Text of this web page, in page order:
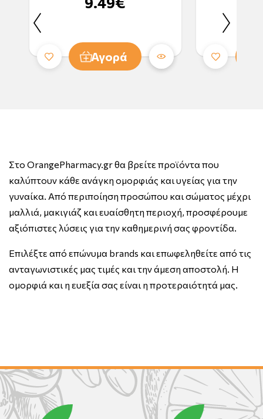
Αγορά
Στο OrangePharmacy.gr θα βρείτε προϊόντα που
καλύπτουν κάθε ανάγκη ομορφιάς και υγείας για την
γυναίκα. Από περιποίηση προσώπου και σώματος μέχρι
μαλλιά, μακιγιάζ και ευαίσθητη περιοχή, προσφέρουμε
αξιόπιστες λύσεις για την καθημερινή σας φροντίδα.
Επιλέξτε από επώνυμα brands και επωφεληθείτε από τις
ανταγωνιστικές μας τιμές και την άμεση αποστολή. Η
ομορφιά και η ευεξία σας είναι η προτεραιότητά μας.